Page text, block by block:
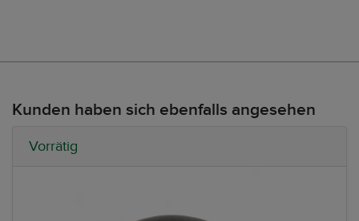
Kunden haben sich ebenfalls angesehen
Vorrätig